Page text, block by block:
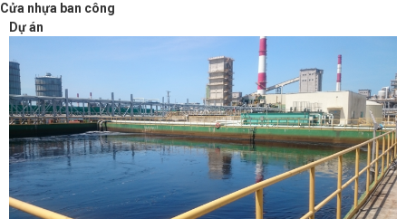
Cửa nhựa ban công
Dự án